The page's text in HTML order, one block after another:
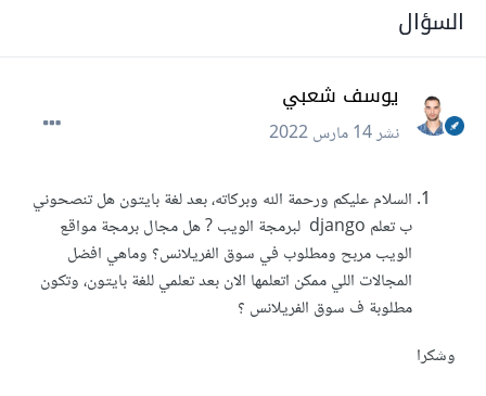
السؤال
يوسف شعبي
نشر14 مارس 2022
السلام عليكم ورحمة الله وبركاته، بعد لغة بايتون هل تنصحوني
ب تعلم django لبرمجة الويب ? هل مجال برمجة مواقع
الويب مربح ومطلوب في سوق الفريلانس؟ وماهي افضل
المجالات اللي ممكن اتعلمها الان بعد تعلمي للغة بايتون، وتكون
مطلوبة ف سوق الفريلانس ؟
وشكرا